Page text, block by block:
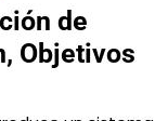
de
Objetivos